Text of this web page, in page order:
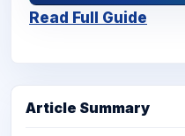
Read Full Guide
Article Summary